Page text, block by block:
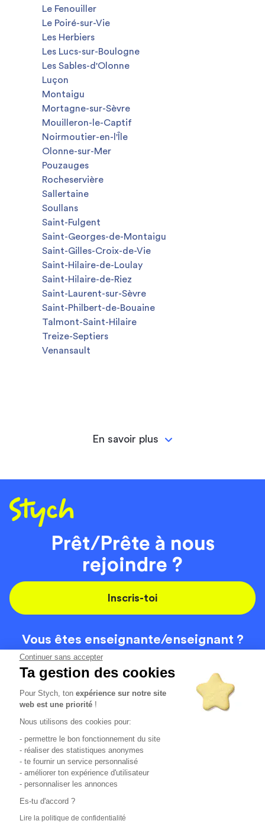
Continuer sans accepter
Ta gestion des cookies
Pour Stych, tonexpérience sur notre site
web est une priorité !
Nous utilisons des cookies pour:
- permettre le bon fonctionnement du site
- réaliser des statistiques anonymes
- te fournir un service personnalisé
- améliorer ton expérience d'utilisateur
- personnaliser les annonces
Es-tu d'accord ?
Lire la politique de confidentialité
Le Fenouiller
Le Poiré-sur-Vie
Les Herbiers
Les Lucs-sur-Boulogne
Les Sables-d'Olonne
Luçon
Montaigu
Mortagne-sur-Sèvre
Mouilleron-le-Captif
Noirmoutier-en-l'Île
Olonne-sur-Mer
Pouzauges
Rocheservière
Sallertaine
Soullans
Saint-Fulgent
Saint-Georges-de-Montaigu
Saint-Gilles-Croix-de-Vie
Saint-Hilaire-de-Loulay
Saint-Hilaire-de-Riez
Saint-Laurent-sur-Sèvre
Saint-Philbert-de-Bouaine
Talmont-Saint-Hilaire
Treize-Septiers
Venansault
En savoir plus
Prêt/Prête à nous
rejoindre ?
Inscris-toi
Vous êtes enseignante/enseignant ?
On recrute
Code de la route
Localisation
Contact
Tous les avis clients4.6/5 (51148 avis publiés)
Comment sont calculés nos taux de réussite ?